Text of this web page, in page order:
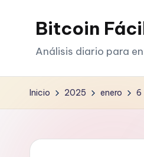
Bitcoin
Análisis diario para
Inicio 2025 enero 6